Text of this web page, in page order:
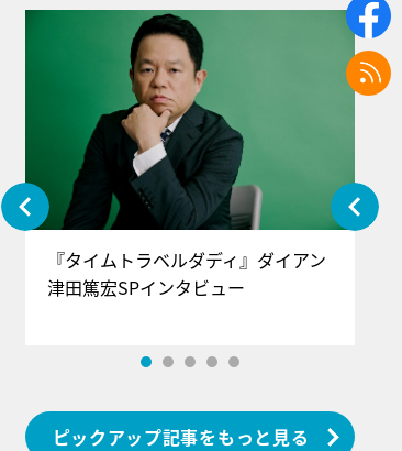
『タイムトラベルダディ』ダイアン
津田篤宏SPインタビュー
ピックアップ記事をもっと見る